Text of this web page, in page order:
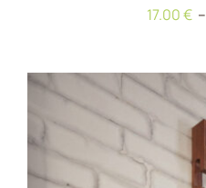
17.00€ –